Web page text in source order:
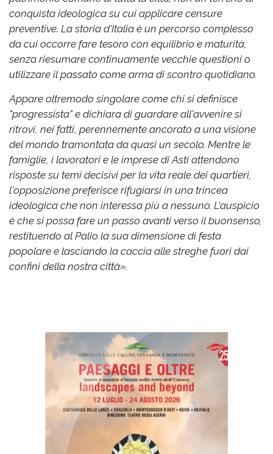
conquista ideologica su cui applicare censure
preventive. La storia d'Italia è un percorso complesso
da cui occorre fare tesoro con equilibrio e maturità,
senza riesumare continuamente vecchie questioni o
utilizzare il passato come arma di scontro quotidiano.
Appare oltremodo singolare come chi si definisce
"progressista" e dichiara di guardare all'avvenire si
ritrovi, nei fatti, perennemente ancorato a una visione
del mondo tramontata da quasi un secolo. Mentre le
famiglie, i lavoratori e le imprese di Asti attendono
risposte su temi decisivi per la vita reale dei quartieri,
l'opposizione preferisce rifugiarsi in una trincea
ideologica che non interessa più a nessuno. L'auspicio
è che si possa fare un passo avanti verso il buonsenso,
restituendo al Palio la sua dimensione di festa
popolare e lasciando la caccia alle streghe fuori dai
confini della nostra città».